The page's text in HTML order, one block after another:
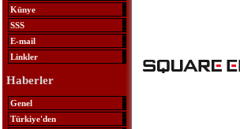
Künye
SSS
E-mail
Linkler
Haberler
Genel
Türkiye'den